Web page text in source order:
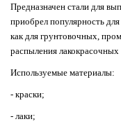
Предназначен стали для
приобрел популярность
как для грунтовочных,
распыления лакокрасочных
Используемые материалы:
- краски;
- лаки;